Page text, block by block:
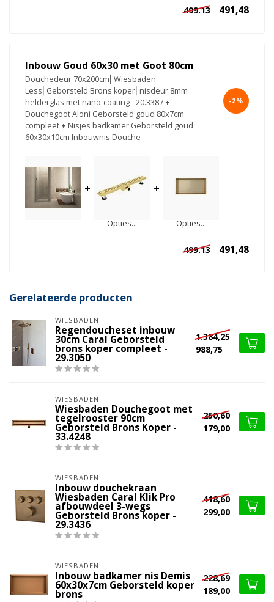
499.13 491,48
Inbouw Goud 60x30 met Goot 80cm
Douchedeur 70x200cm⎢Wiesbaden
Less⎢Geborsteld Brons koper⎢nisdeur 8mm
helderglas met nano-coating - 20.3387 +
Douchegoot Aloni Geborsteld goud 80x7cm
compleet + Nisjes badkamer Geborsteld goud
60x30x10cm Inbouwnis Douche
-2%
+
Opties...
+
Opties...
499.13 491,48
Gerelateerde producten
WIESBADEN
Regendoucheset inbouw
30cm Caral Geborsteld
brons koper compleet -
29.3050
1.384,25
988,75
WIESBADEN
Wiesbaden Douchegoot met
tegelrooster 90cm
Geborsteld Brons Koper -
33.4248
250,60
179,00
WIESBADEN
Inbouw douchekraan
Wiesbaden Caral Klik Pro
afbouwdeel 3-wegs
Geborsteld Brons koper -
29.3436
418,60
299,00
WIESBADEN
Inbouw badkamer nis Demis
60x30x7cm Geborsteld koper
brons
228,69
189,00